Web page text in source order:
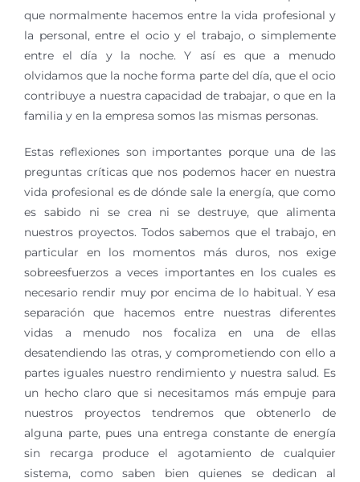
que normalmente hacemos entre la vida profesional y
la personal, entre el ocio y el trabajo, o simplemente
entre el día y la noche. Y así es que a menudo
olvidamos que la noche forma parte del día, que el ocio
contribuye a nuestra capacidad de trabajar, o que en la
familia y en la empresa somos las mismas personas.
Estas reflexiones son importantes porque una de las
preguntas críticas que nos podemos hacer en nuestra
vida profesional es de dónde sale la energía, que como
es sabido ni se crea ni se destruye, que alimenta
nuestros proyectos. Todos sabemos que el trabajo, en
particular en los momentos más duros, nos exige
sobreesfuerzos a veces importantes en los cuales es
necesario rendir muy por encima de lo habitual. Y esa
separación que hacemos entre nuestras diferentes
vidas a menudo nos focaliza en una de ellas
desatendiendo las otras, y comprometiendo con ello a
partes iguales nuestro rendimiento y nuestra salud. Es
un hecho claro que si necesitamos más empuje para
nuestros proyectos tendremos que obtenerlo de
alguna parte, pues una entrega constante de energía
sin recarga produce el agotamiento de cualquier
sistema, como saben bien quienes se dedican al